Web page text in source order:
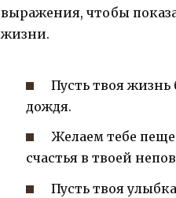
выражения, чтобы
жизни.
Пусть твоя жизнь
дождя.
Желаем тебе
счастья в твоей
Пусть твоя